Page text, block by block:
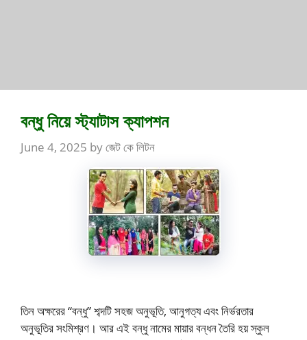
বন্ধু নিয়ে স্ট্যাটাস ক্যাপশন
June 4, 2025 byজেট কে লিটন
তিন অক্ষরের “বন্ধু” শব্দটি সহজ অনুভূতি, আনুগত্য এবং নির্ভরতার
অনুভূতির সংমিশ্রণ। আর এই বন্ধু নামের মায়ার বন্ধন তৈরি হয় স্কুল